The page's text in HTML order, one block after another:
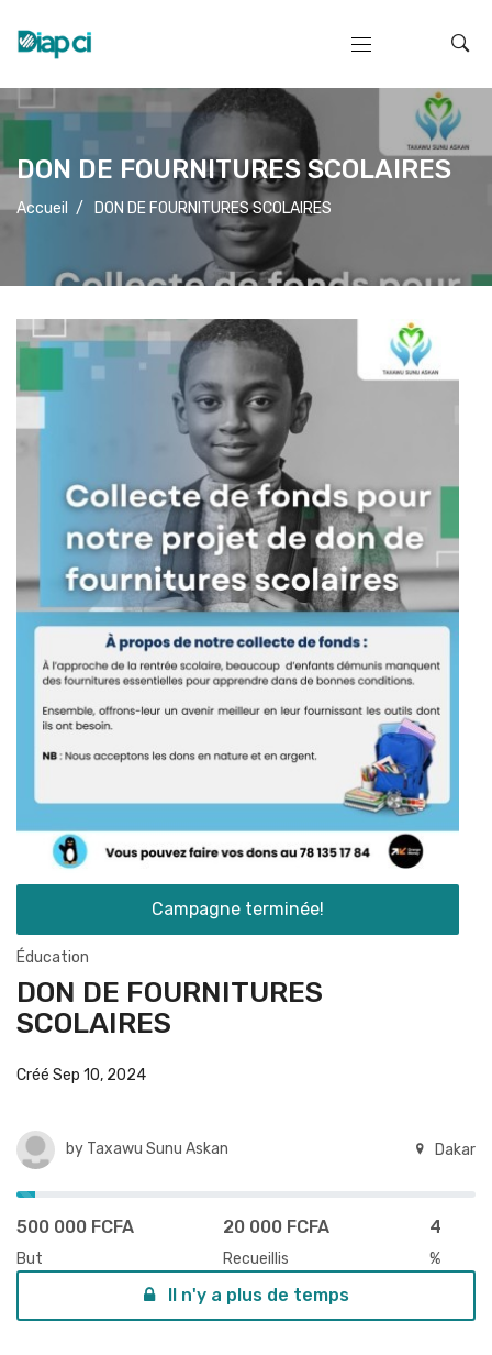
DON DE FOURNITURES SCOLAIRES
Accueil / DON DE FOURNITURES SCOLAIRES
Campagne terminée!
Éducation
DON DE FOURNITURES
SCOLAIRES
Créé Sep 10, 2024
by Taxawu Sunu Askan Dakar
500 000 FCFA
But
20 000 FCFA
Recueillis
4
%
Il n'y a plus de temps